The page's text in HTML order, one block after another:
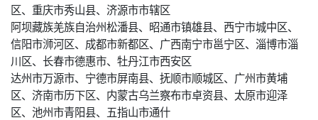
区、重庆市秀山县、济源市市辖区
阿坝藏族羌族自治州松潘县、昭通市镇雄县、西宁市城中区、
信阳市浉河区、成都市新都区、广西南宁市邕宁区、淄博市淄
川区、长春市德惠市、牡丹江市西安区
达州市万源市、宁德市屏南县、抚顺市顺城区、广州市黄埔
区、济南市历下区、内蒙古乌兰察布市卓资县、太原市迎泽
区、池州市青阳县、五指山市通什